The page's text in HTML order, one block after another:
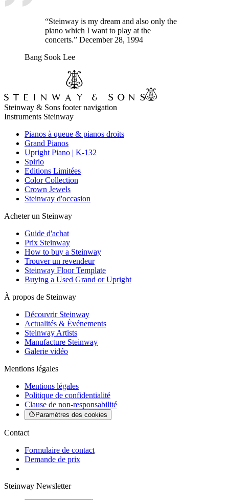
“Steinway is my dream and also only the
piano which I want to play at the
concerts.” December 28, 1994
Bang Sook Lee
Steinway & Sons footer navigation
Instruments Steinway
Pianos à queue & pianos droits
Grand Pianos
Upright Piano | K-132
Spirio
Editions Limitées
Color Collection
Crown Jewels
Steinway d'occasion
Acheter un Steinway
Guide d'achat
Prix Steinway
How to buy a Steinway
Trouver un revendeur
Steinway Floor Template
Buying a Used Grand or Upright
À propos de Steinway
Découvrir Steinway
Actualités & Événements
Steinway Artists
Manufacture Steinway
Galerie vidéo
Mentions légales
Mentions légales
Politique de confidentialité
Clause de non-responsabilité
Paramètres des cookies
Contact
Formulaire de contact
Demande de prix
Steinway Newsletter